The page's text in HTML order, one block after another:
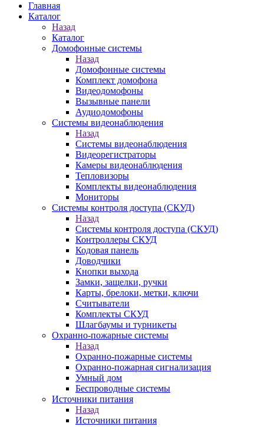
Главная
Каталог
Назад
Каталог
Домофонные системы
Назад
Домофонные системы
Комплект домофона
Видеодомофоны
Вызывные панели
Аудиодомофоны
Системы видеонаблюдения
Назад
Системы видеонаблюдения
Видеорегистраторы
Камеры видеонаблюдения
Тепловизоры
Комплекты видеонаблюдения
Мониторы
Системы контроля доступа (СКУД)
Назад
Системы контроля доступа (СКУД)
Контроллеры СКУД
Кодовая панель
Доводчики
Кнопки выхода
Замки, защелки, ручки
Карты, брелоки, метки, ключи
Считыватели
Комплекты СКУД
Шлагбаумы и турникеты
Охранно-пожарные системы
Назад
Охранно-пожарные системы
Охранно-пожарная сигнализация
Умный дом
Беспроводные системы
Источники питания
Назад
Источники питания